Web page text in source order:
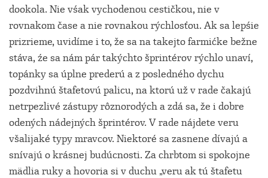
dookola. Nie vśak vychodenou cestičkou, nie v
rovnakom čase a nie rovnakou rýchlosťou. Ak sa lepśie
prizrieme, uvidíme i to, že sa na takejto farmićke bežne
stáva, źe sa nám pár takýchto šprintérov rýchlo unaví,
topánky sa úplne prederú a z posledného dychu
pozdvihnú štafetovú palicu, na ktorú už v rade čakajú
netrpezlivé zástupy rôznorodých a zdá sa, že i dobre
odených nádejných šprintérov. V rade nájdete veru
všalijaké typy mravcov. Niektoré sa zasnene dívajú a
snívajú o krásnej budúcnosti. Za chrbtom si spokojne
mädlia ruky a hovoria si v duchu „veru ak tú štafetu